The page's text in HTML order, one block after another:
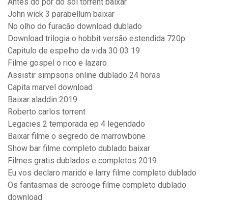
Antes do por do sol torrent baixar
John wick 3 parabellum baixar
No olho do furacão download dublado
Download trilogia o hobbit versão estendida 720p
Capitulo de espelho da vida 30 03 19
Filme gospel o rico e lazaro
Assistir simpsons online dublado 24 horas
Capita marvel download
Baixar aladdin 2019
Roberto carlos torrent
Legacies 2 temporada ep 4 legendado
Baixar filme o segredo de marrowbone
Show bar filme completo dublado baixar
Filmes gratis dublados e completos 2019
Eu vos declaro marido e larry filme completo dublado
Os fantasmas de scrooge filme completo dublado
download